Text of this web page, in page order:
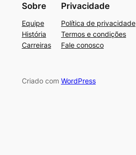
Sobre
Equipe
História
Carreiras
Privacidade
Política de privacidade
Termos e condições
Fale conosco
Criado com WordPress